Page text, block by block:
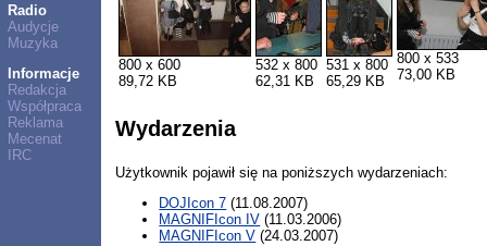
Radio
Audycje
Muzyka
Informacje
Redakcja
Współpraca
Reklama
Mecenat
IRC
800 x 600
89,72 KB
532 x 800
62,31 KB
531 x 800
65,29 KB
800 x 533
73,00 KB
Wydarzenia
Użytkownik pojawił się na poniższych wydarzeniach:
DOJIcon 7 (11.08.2007)
MAGNIFIcon IV (11.03.2006)
MAGNIFIcon V (24.03.2007)